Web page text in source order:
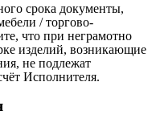
срока документы,
/ торгово-
что при неграмотно
изделий, возникающие
не подлежат
Исполнителя.